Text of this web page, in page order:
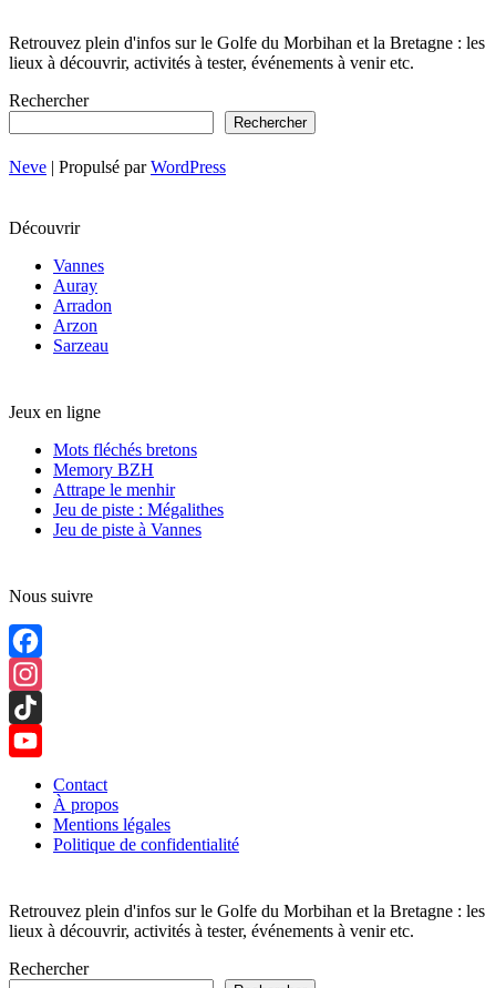
Retrouvez plein d'infos sur le Golfe du Morbihan et la Bretagne : les
lieux à découvrir, activités à tester, événements à venir etc.
Rechercher
Rechercher
Neve | Propulsé parWordPress
Découvrir
Vannes
Auray
Arradon
Arzon
Sarzeau
Jeux en ligne
Mots fléchés bretons
Memory BZH
Attrape le menhir
Jeu de piste : Mégalithes
Jeu de piste à Vannes
Nous suivre
Facebook
Instagram
TikTok
Channel
Contact
À propos
Mentions légales
Politique de confidentialité
Retrouvez plein d'infos sur le Golfe du Morbihan et la Bretagne : les
lieux à découvrir, activités à tester, événements à venir etc.
Rechercher